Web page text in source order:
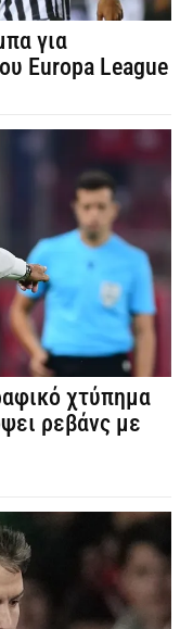
για
Europa League
χτύπημα
ρεβάνς με